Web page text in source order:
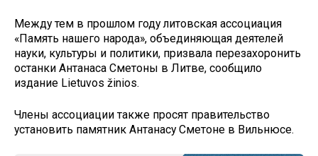
Между тем в прошлом году литовская ассоциация
«Память нашего народа», объединяющая деятелей
науки, культуры и политики, призвала перезахоронить
останки Антанаса Сметоны в Литве, сообщило
издание Lietuvos žinios.
Члены ассоциации также просят правительство
установить памятник Антанасу Сметоне в Вильнюсе.